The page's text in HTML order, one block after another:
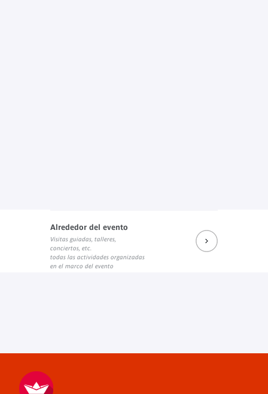
Alrededor del evento
Visitas guiadas, talleres,
conciertos, etc.
todas las actividades organizadas
en el marco del evento